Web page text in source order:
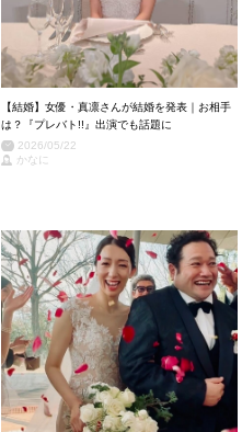
【結婚】女優・真凛さんが結婚を発表｜お相手
は？『プレバト!!』出演でも話題に
2026/05/22
かなに